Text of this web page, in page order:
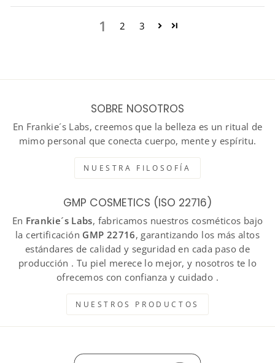
1 2 3
SOBRE NOSOTROS
En Frankie´s Labs, creemos que la belleza es un ritual de
mimo personal que conecta cuerpo, mente y espíritu.
NUESTRA FILOSOFÍA
GMP COSMETICS (ISO 22716)
En Frankie´s Labs, fabricamos nuestros cosméticos bajo
la certificación GMP 22716, garantizando los más altos
estándares de calidad y seguridad en cada paso de
producción . Tu piel merece lo mejor, y nosotros te lo
ofrecemos con confianza y cuidado .
NUESTROS PRODUCTOS